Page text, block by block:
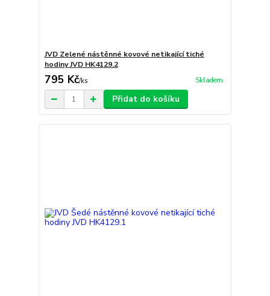
JVD Zelené nástěnné kovové netikající tiché
hodiny JVD HK4129.2
795 Kč/ks Skladem
Přidat do košíku